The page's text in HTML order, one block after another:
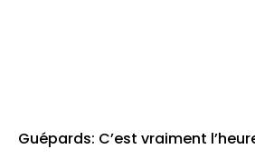
Guépards: C’est vraiment